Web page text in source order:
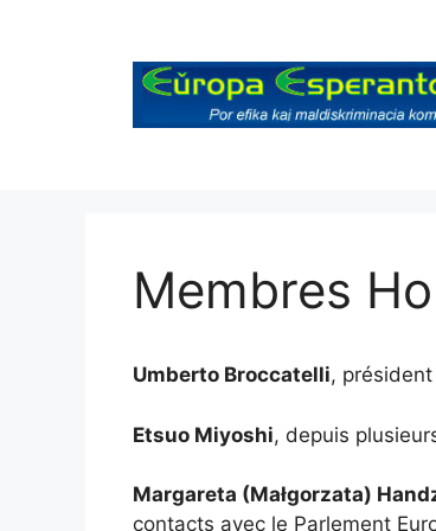
Membres
Umberto Broccatelli,
Etsuo Miyoshi, depuis
Margareta (Małgorzata)
contacts avec le Parlement